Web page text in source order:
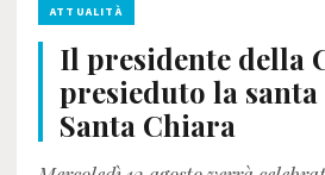
ATTUALITÀ
Il presidente della
presieduto la santa
Santa Chiara